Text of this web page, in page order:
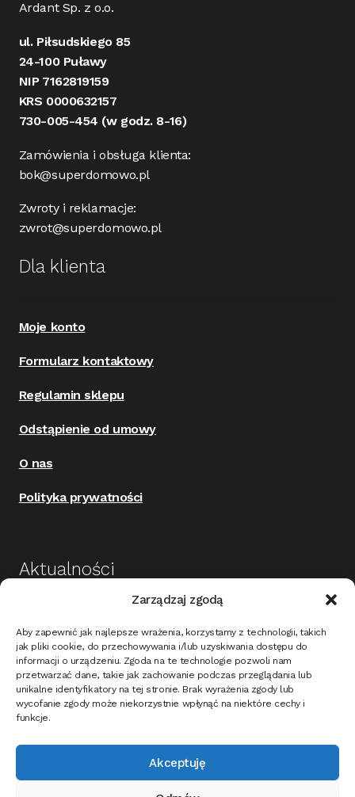
Zarządzaj zgodą
Aby zapewnić jak najlepsze wrażenia, korzystamy z technologii, takich
jak pliki cookie, do przechowywania i/lub uzyskiwania dostępu do
informacji o urządzeniu. Zgoda na te technologie pozwoli nam
przetwarzać dane, takie jak zachowanie podczas przeglądania lub
unikalne identyfikatory na tej stronie. Brak wyrażenia zgody lub
wycofanie zgody może niekorzystnie wpłynąć na niektóre cechy i
funkcje.
Akceptuję
Ardant Sp. z o.o.
ul. Piłsudskiego 85
24-100 Puławy
NIP 7162819159
KRS 0000632157
730-005-454 (w godz. 8-16)
Zamówienia i obsługa klienta:
bok@superdomowo.pl
Zwroty i reklamacje:
zwrot@superdomowo.pl
Dla klienta
Moje konto
Formularz kontaktowy
Regulamin sklepu
Odstąpienie od umowy
O nas
Polityka prywatności
Aktualności
Budowa i wykończenie domu jako dobra
inwestycja
Mieszkanie w stylu nowoczesnym – na co
zwrócić uwagę?
Oświetlenie ciemnych ścian i tapet w korytarzu –
Jak oświetlić dom i ogród na Święta Bożego
narodzenia?